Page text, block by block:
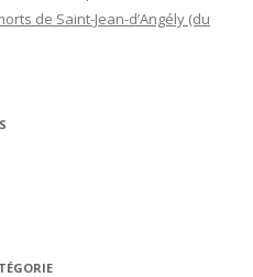
de Saint-Jean-d’Angély (du